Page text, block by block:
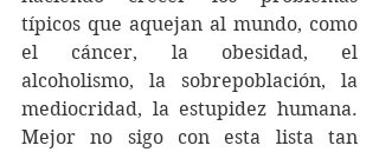
típicos que aquejan al mundo, como
el cáncer, la obesidad, el
alcoholismo, la sobrepoblación, la
mediocridad, la estupidez humana.
Mejor no sigo con esta lista tan